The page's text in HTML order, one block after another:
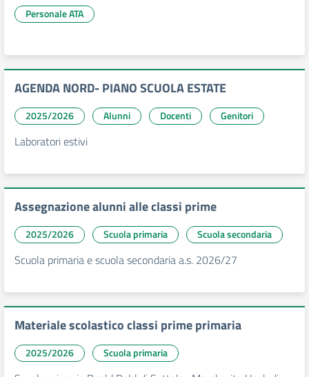
Personale ATA
AGENDA NORD- PIANO SCUOLA ESTATE
2025/2026 Alunni Docenti Genitori
Laboratori estivi
Assegnazione alunni alle classi prime
2025/2026 Scuola primaria Scuola secondaria
Scuola primaria e scuola secondaria a.s. 2026/27
Materiale scolastico classi prime primaria
2025/2026 Scuola primaria